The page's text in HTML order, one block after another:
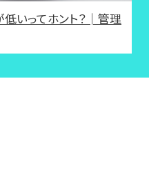
いってホント？│管理